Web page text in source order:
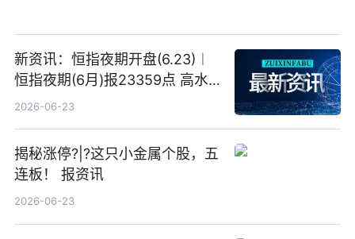
新资讯：恒指夜期开盘(6.23)︱
恒指夜期(6月)报23359点 高水
23点
2026-06-23
揭秘涨停?|?这只小金属个股，五
连板！ 报资讯
2026-06-23